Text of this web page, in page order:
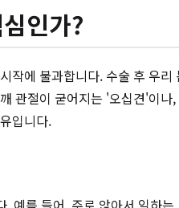
인가?
에 불과합니다. 수술 후 우
관절이 굳어지는 '오십견'이
입니다.